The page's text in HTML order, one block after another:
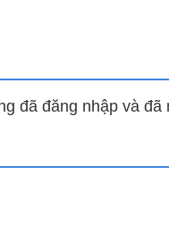
đến 99.999% giúp bạn
có thể tận hưởng
vi khuẩn có hại,
đã đăng nhập và